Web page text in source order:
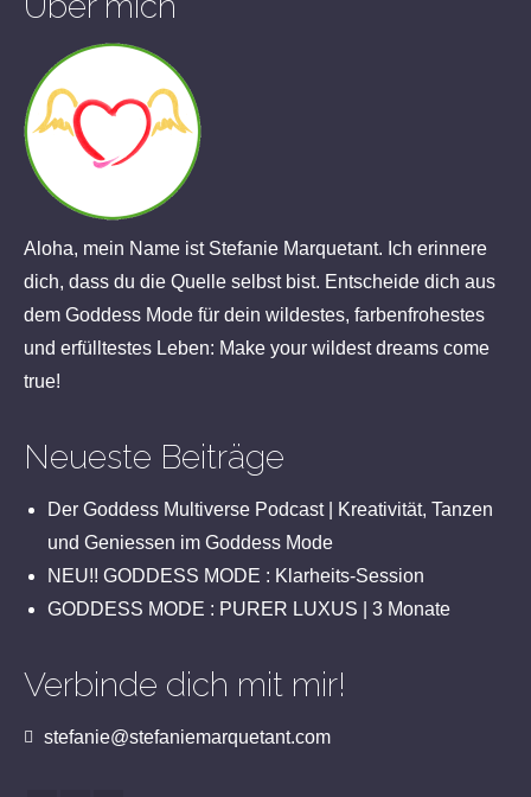
Aloha, mein Name ist Stefanie Marquetant. Ich erinnere
dich, dass du die Quelle selbst bist. Entscheide dich aus
dem Goddess Mode für dein wildestes, farbenfrohestes
und erfülltestes Leben: Make your wildest dreams come
true!
Neueste Beiträge
Der Goddess Multiverse Podcast | Kreativität, Tanzen
und Geniessen im Goddess Mode
NEU!! GODDESS MODE : Klarheits-Session
GODDESS MODE : PURER LUXUS | 3 Monate
Verbinde dich mit mir!
stefanie@stefaniemarquetant.com